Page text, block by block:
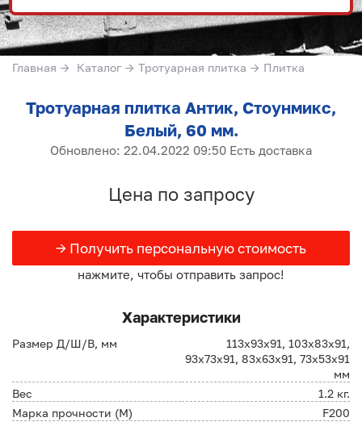
Главная → Каталог → Тротуарная плитка → Плитка
Тротуарная плитка Антик, Стоунмикс,
Белый, 60 мм.
Обновлено: 22.04.2022 09:50 Есть доставка
Цена по запросу
→ Получить персональную стоимость
нажмите, чтобы отправить запрос!
Характеристики
Размер Д/Ш/В, мм
113х93х91, 103х83х91,
93х73х91, 83х63х91, 73х53х91
мм
Вес
1.2 кг.
Марка прочности (М)
F200